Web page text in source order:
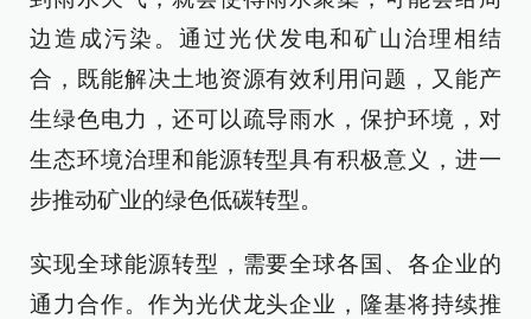
边造成污染。通过光伏发电和矿山治理相结
合，既能解决土地资源有效利用问题，又能产
生绿色电力，还可以疏导雨水，保护环境，对
生态环境治理和能源转型具有积极意义，进一
步推动矿业的绿色低碳转型。
实现全球能源转型，需要全球各国、各企业的
通力合作。作为光伏龙头企业，隆基将持续推